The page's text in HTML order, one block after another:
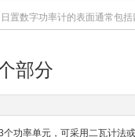
日置数字功率计的表面通常包括
部分
功率单元，可采用二瓦计法